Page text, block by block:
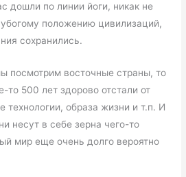
дошли по линии йоги, никак не
положению цивилизаций,
сохранились.
посмотрим восточные страны, то
то 500 лет здорово отстали от
технологии, образа жизни и т.п. И
несут в себе зерна чего-то
мир еще очень долго вероятно